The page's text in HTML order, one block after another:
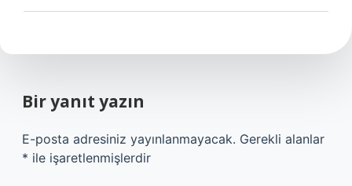
Bir yanıt yazın
E-posta adresiniz yayınlanmayacak. Gerekli alanlar
* ile işaretlenmişlerdir